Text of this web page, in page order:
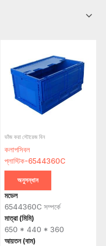
ভাঁজ করা স্টোরেজ বিন
কলাপসিবল
প্লাস্টিক-6544360C
অনুসন্ধান
মডেল
6544360C সম্পর্কে
মাত্রা (মিমি)
650 * 440 * 360
আয়তন (বাম)